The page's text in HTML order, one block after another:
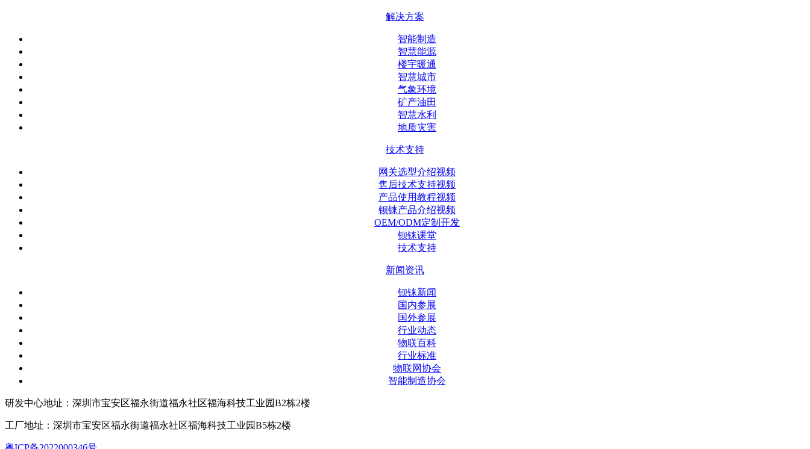
解决方案
智能制造
智慧能源
楼宇暖通
智慧城市
气象环境
矿产油田
智慧水利
地质灾害
技术支持
网关选型介绍视频
售后技术支持视频
产品使用教程视频
钡铼产品介绍视频
OEM/ODM定制开发
钡铼课堂
技术支持
新闻资讯
钡铼新闻
国内参展
国外参展
行业动态
物联百科
行业标准
物联网协会
智能制造协会
研发中心地址：深圳市宝安区福永街道福永社区福海科技工业园B2栋2楼
工厂地址：深圳市宝安区福永街道福永社区福海科技工业园B5栋2楼